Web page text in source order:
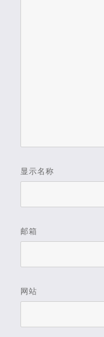
显示名称
邮箱
网站